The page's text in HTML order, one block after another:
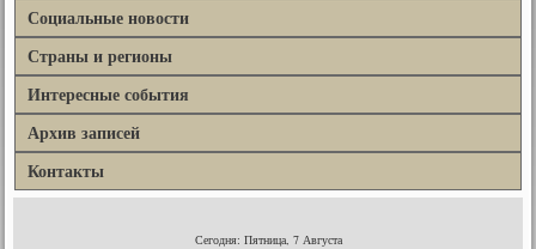
Социальные новости
Страны и регионы
Интересные события
Архив записей
Контакты
Сегодня: Пятница, 7 Августа